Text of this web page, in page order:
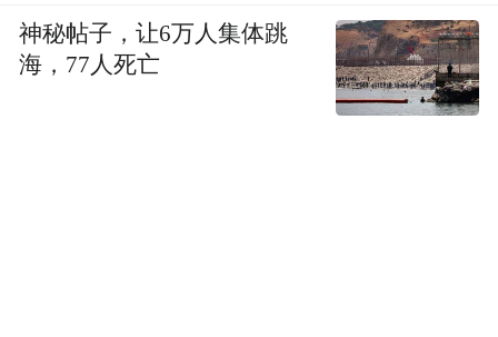
神秘帖子，让6万人集体跳
海，77人死亡